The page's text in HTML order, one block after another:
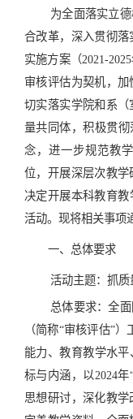
为全面落实立
合改革，深入贯彻
实施方案（2021-2025
审核评估为契机，加
切实落实学院和系
量共同体，积极贯彻
念，进一步规范教
位，开展深层次教学
决定开展本科教育
活动。现将相关事项
一、总体要求
活动主题：抓
总体要求：全
（简称“审核评估”）
能力、教育教学水
标与内涵，以2024
思想研讨，深化教学